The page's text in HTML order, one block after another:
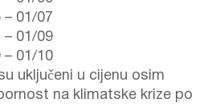
– 01/07
– 01/09
– 01/10
uključeni u cijenu osim
na klimatske krize po